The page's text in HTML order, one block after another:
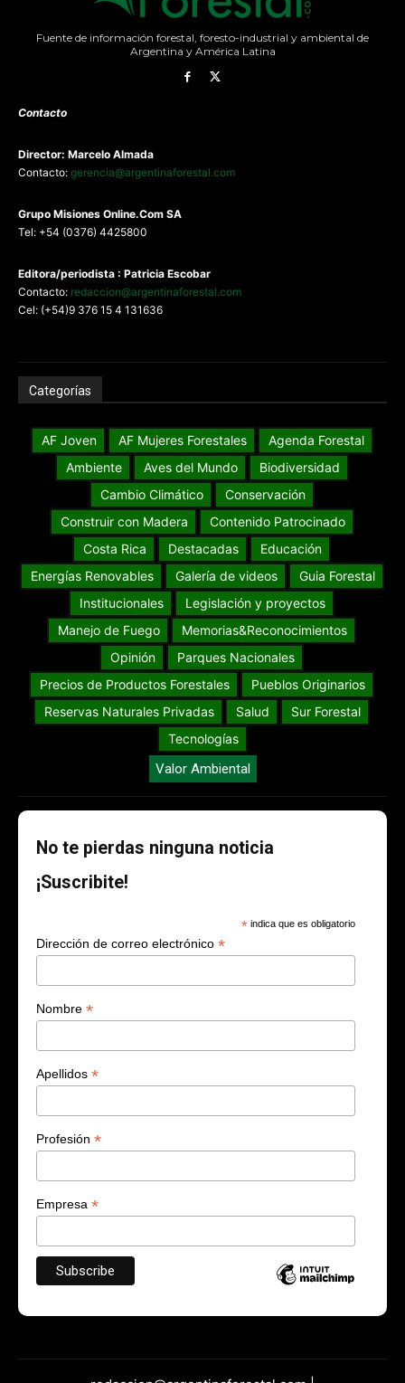
Fuente de información forestal, foresto-industrial y ambiental de
Argentina y América Latina
Contacto
Director: Marcelo Almada
Contacto: gerencia@argentinaforestal.com
Grupo Misiones Online.Com SA
Tel: +54 (0376) 4425800
Editora/periodista : Patricia Escobar
Contacto: redaccion@argentinaforestal.com
Cel: (+54)9 376 15 4 131636
Categorías
AF Joven AF Mujeres Forestales
Agenda Forestal
Ambiente
Aves del Mundo
Biodiversidad
Cambio Climático
Conservación
Construir con Madera
Contenido Patrocinado
Costa Rica
Destacadas
Educación
Energías Renovables
Galería de videos
Guia Forestal
Institucionales
Legislación y proyectos
Manejo de Fuego
Memorias&Reconocimientos
Opinión
Parques Nacionales
Precios de Productos Forestales
Pueblos Originarios
Reservas Naturales Privadas
Salud
Sur Forestal
Tecnologías
Valor Ambiental
No te pierdas ninguna noticia
¡Suscribite!
* indica que es obligatorio
Dirección de correo electrónico *
Nombre *
Apellidos *
Profesión *
Empresa *